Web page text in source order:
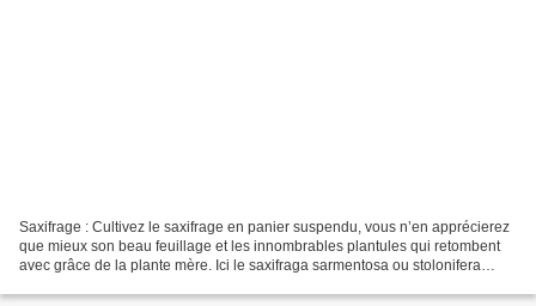
Saxifrage : Cultivez le saxifrage en panier suspendu, vous n’en apprécierez
que mieux son beau feuillage et les innombrables plantules qui retombent
avec grâce de la plante mère. Ici le saxifraga sarmentosa ou stolonifera